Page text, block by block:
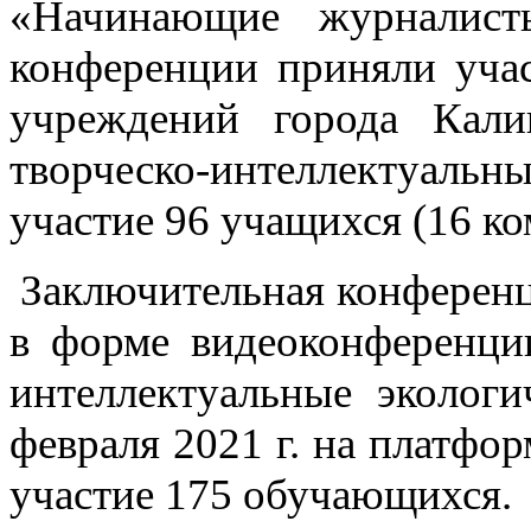
«Начинающие
конференции приняли
учреждений города
творческо-
участие 96 учащихся (16
Заключительная
в форме
интеллектуальные
февраля 2021 г. на
участие 175 обучающихся.